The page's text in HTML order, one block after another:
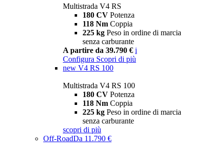
Multistrada V4 RS
180 CV Potenza
118 Nm Coppia
225 kg Peso in ordine di marcia
senza carburante
A partire da 39.790 € i
Configura Scopri di più
new V4 RS 100
Multistrada V4 RS 100
180 CV Potenza
118 Nm Coppia
225 kg Peso in ordine di marcia
senza carburante
scopri di più
Off-RoadDa 11.790 €